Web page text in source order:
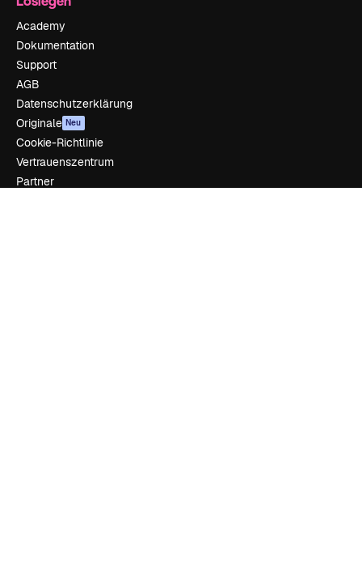
Academy
Dokumentation
Support
AGB
Datenschutzerklärung
Originale Neu
Cookie-Richtlinie
Vertrauenszentrum
Partner